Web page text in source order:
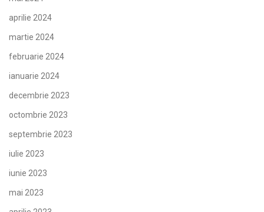
aprilie 2024
martie 2024
februarie 2024
ianuarie 2024
decembrie 2023
octombrie 2023
septembrie 2023
iulie 2023
iunie 2023
mai 2023